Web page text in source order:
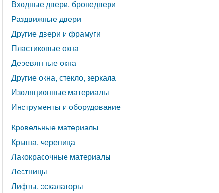
Входные двери, бронедвери
Раздвижные двери
Другие двери и фрамуги
Пластиковые окна
Деревянные окна
Другие окна, стекло, зеркала
Изоляционные материалы
Инструменты и оборудование
Кровельные материалы
Крыша, черепица
Лакокрасочные материалы
Лестницы
Лифты, эскалаторы